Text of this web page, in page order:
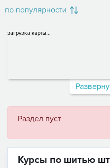
по популярности
загрузка карты...
Раздел пуст
Курсы по шитью